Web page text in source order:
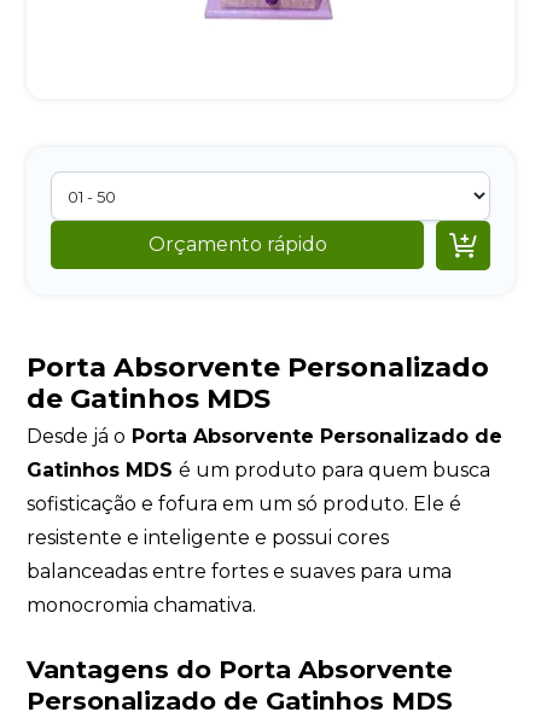
Orçamento rápido 
Porta Absorvente Personalizado
de Gatinhos MDS
Desde já o Porta Absorvente Personalizado de
Gatinhos MDSé um produto para quem busca
sofisticação e fofura em um só produto. Ele é
resistente e inteligente e possui cores
balanceadas entre fortes e suaves para uma
monocromia chamativa.
Vantagens do Porta Absorvente
Personalizado de Gatinhos MDS